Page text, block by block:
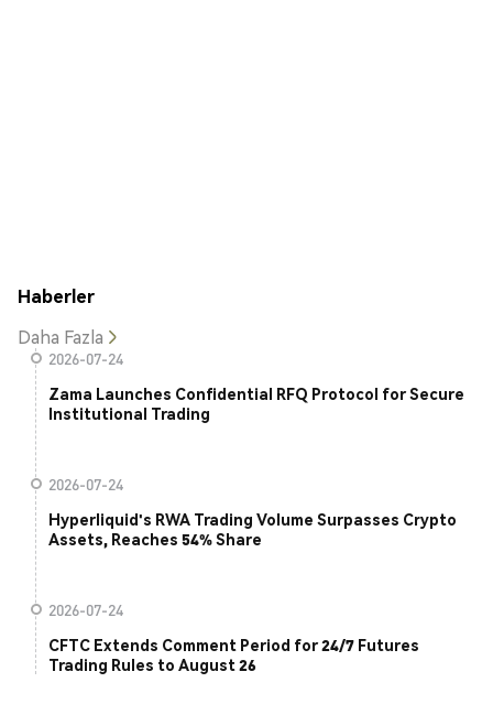
Haberler
Daha Fazla
2026-07-24
Zama Launches Confidential RFQ Protocol for Secure
Institutional Trading
2026-07-24
Hyperliquid's RWA Trading Volume Surpasses Crypto
Assets, Reaches 54% Share
2026-07-24
CFTC Extends Comment Period for 24/7 Futures
Trading Rules to August 26